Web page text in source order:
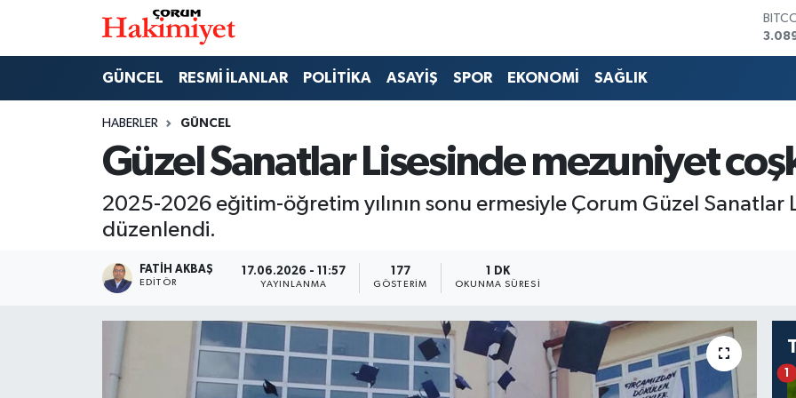
GÜNCEL RESMİ İLANLAR POLİTİKA ASAYİŞ SPOR EKONOMİ SAĞLIK
HABERLER GÜNCEL
Güzel Sanatlar Lisesinde mezuniyet
2025-2026 eğitim-öğretim yılının sonu ermesiyle Çorum Güzel Sanatlar
düzenlendi.
FATIH AKBAŞ
EDITÖR
17.06.2026 - 11:57
YAYINLANMA
177
GÖSTERIM
1 DK
OKUNMA SÜRESI
1
SAĞLIK
GÜNCEL
Nöbetçi Eczaneler
Çorum Namaz Vakitleri
Trafik Durumu
Tüm Manşetler
Haber Arşivi